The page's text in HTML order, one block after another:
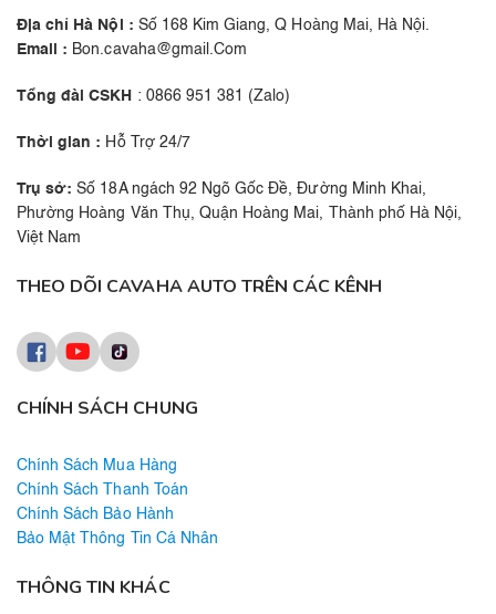
Địa chỉ Hà Nội : Số 168 Kim Giang, Q Hoàng Mai, Hà Nội.
Email : Bon.cavaha@gmail.Com
Tổng đài CSKH : 0866 951 381 (Zalo)
Thời gian : Hỗ Trợ 24/7
Trụ sở: Số 18A ngách 92 Ngõ Gốc Đề, Đường Minh Khai,
Phường Hoàng Văn Thụ, Quận Hoàng Mai, Thành phố Hà Nội,
Việt Nam
CHÍNH SÁCH CHUNG
Chính Sách Mua Hàng
Chính Sách Thanh Toán
Chính Sách Bảo Hành
Bảo Mật Thông Tin Cá Nhân
THÔNG TIN KHÁC
THEO DÕI CAVAHA AUTO TRÊN CÁC KÊNH